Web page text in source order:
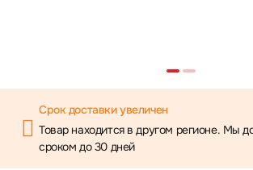
Срок доставки увеличен
Товар находится в другом регионе. Мы
сроком до 30 дней